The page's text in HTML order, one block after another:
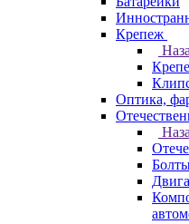
Крепеж
Оптика,